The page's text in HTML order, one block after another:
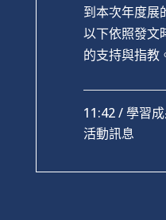
到本次年度展
以下依照發文
的支持與指教
11:42 /學習
活動訊息